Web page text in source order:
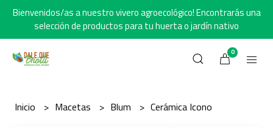
Bienvenidos/as a nuestro vivero agroecológico! Encontrarás una
selección de productos para tu huerta o jardín nativo
0
Inicio Macetas Blum Cerámica Icono